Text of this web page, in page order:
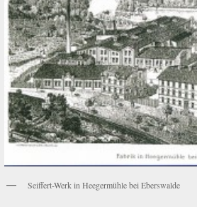
Seiffert-Werk in Heegermühle bei Eberswalde